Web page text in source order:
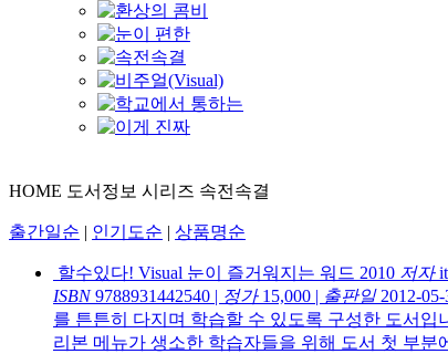
HOME 도서정보 시리즈 속전속결
출간일순 | 인기도순 | 상품명순
할수있다! Visual 눈이 즐거워지는 워드 2010 저자it
ISBN9788931442540 | 정가15,000 | 출판일2012-05-
를 튼튼히 다지며 학습할 수 있도록 구성한 도서
리본 메뉴가 생소한 학습자들을 위해 도서 첫 부분